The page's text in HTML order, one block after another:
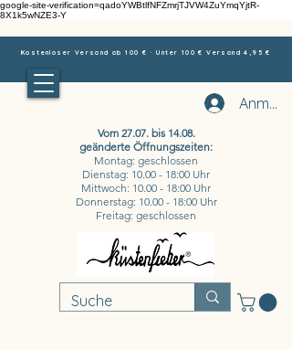
google-site-verification=qadoYWBtlfNFZmrjTJVW4ZuYmqYjtR-
8X1k5wNZE3-Y
Kostenloser Versand ab 100 € · Unter 100 € Versand 4,95 €
Vom 27.07. bis 14.08.
geänderte Öffnungszeiten:
Montag: geschlossen
Dienstag: 10.00 - 18:00 Uhr
Mittwoch: 10.00 - 18:00 Uhr
Donnerstag: 10.00 - 18:00 Uhr
Freitag: geschlossen